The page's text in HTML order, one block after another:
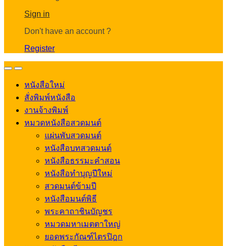
Sign in
Don't have an account ?
Register
OpenClose
หนังสือใหม่
สั่งพิมพ์หนังสือ
งานจ้างพิมพ์
หมวดหนังสือสวดมนต์
แผ่นพับสวดมนต์
หนังสือบทสวดมนต์
หนังสือธรรมะคำสอน
หนังสือทำบุญปีใหม่
สวดมนต์ข้ามปี
หนังสือมนต์พิธี
พระคาถาชินบัญชร
หมวดมหาเมตตาใหญ่
ยอดพระกัณฑ์ไตรปิฎก